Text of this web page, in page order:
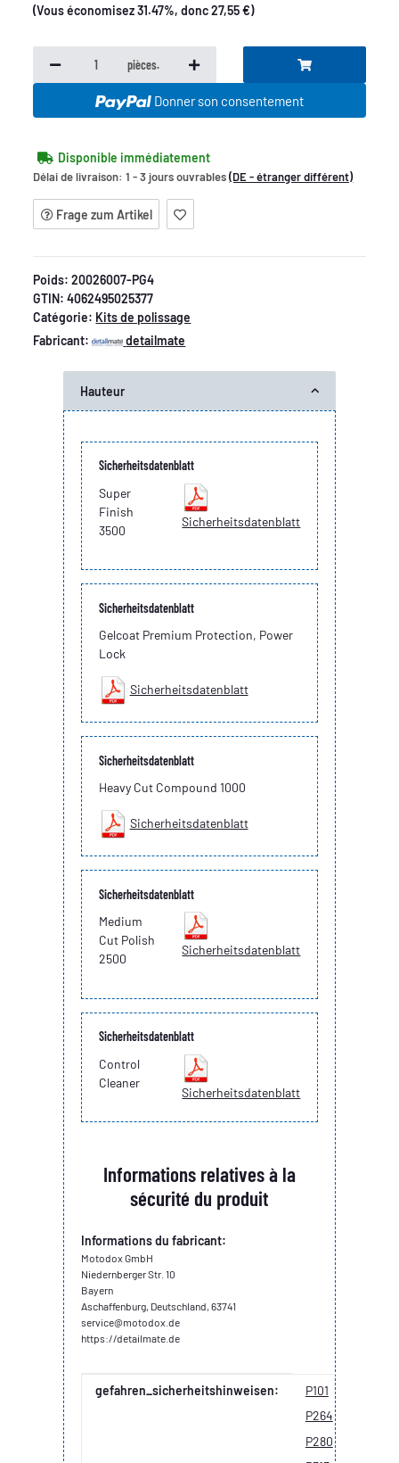
(Vous économisez31.47%, donc27,55 €)
pièces.
Donner son consentement
Disponible immédiatement
Délai de livraison:1 - 3 jours ouvrables(DE - étranger différent)
Frage zum Artikel
Poids:20026007-PG4
GTIN: 4062495025377
Catégorie: Kits de polissage
Fabricant:
detailmate
Hauteur
Sicherheitsdatenblatt
Super
Finish
3500
Sicherheitsdatenblatt
Sicherheitsdatenblatt
Gelcoat Premium Protection, Power
Lock
Sicherheitsdatenblatt
Sicherheitsdatenblatt
Heavy Cut Compound 1000
Sicherheitsdatenblatt
Sicherheitsdatenblatt
Medium
Cut Polish
2500
Sicherheitsdatenblatt
Sicherheitsdatenblatt
Control
Cleaner
Sicherheitsdatenblatt
Informations relatives à la
sécurité du produit
Informations du fabricant:
Motodox GmbH
Niedernberger Str. 10
Bayern
Aschaffenburg, Deutschland, 63741
service@motodox.de
https://detailmate.de
Valeur
Fabricant
gefahren_sicherheitshinweisen: P101 P260
P264
P280